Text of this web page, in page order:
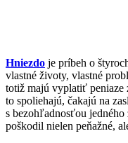
Hniezdo je príbeh o
vlastné životy, vlastné
totiž majú vyplatiť peniaze
to spoliehajú, čakajú na
s bezohľadnosťou
poškodil nielen peňažné,